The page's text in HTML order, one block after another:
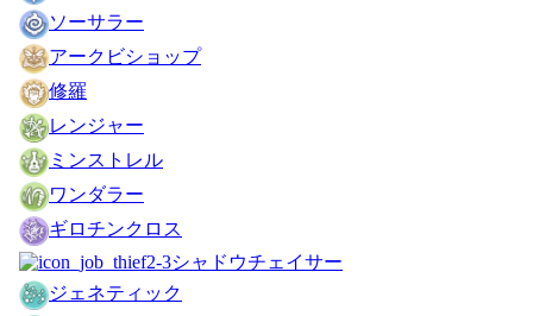
ソーサラー
アークビショップ
修羅
レンジャー
ミンストレル
ワンダラー
ギロチンクロス
シャドウチェイサー
ジェネティック